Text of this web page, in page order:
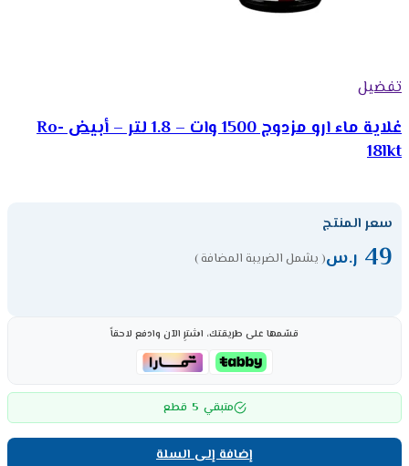
تفضيل
غلاية ماء ارو مزدوج 1500 وات – 1.8 لتر – أبيض Ro-
18lkt
سعر المنتج
49 ر.س( يشمل الضريبة المضافة )
قسّمها على طريقتك، اشترِ الآن وادفع لاحقاً
متبقي 5 قطع
إضافة إلى السلة